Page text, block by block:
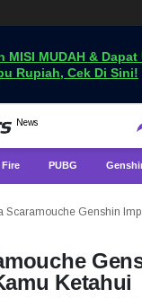
MISI MUDAH &
Rupiah, Cek Di Sini!
VCGamers
News
Dapatkan Berita Games
Fire PUBG
Scaramouche Genshin
Ketahui